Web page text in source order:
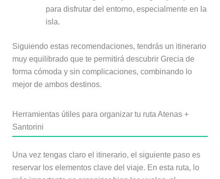
para disfrutar del entorno, especialmente en la
isla.
Siguiendo estas recomendaciones, tendrás un itinerario
muy equilibrado que te permitirá descubrir Grecia de
forma cómoda y sin complicaciones, combinando lo
mejor de ambos destinos.
Herramientas útiles para organizar tu ruta Atenas +
Santorini
Una vez tengas claro el itinerario, el siguiente paso es
reservar los elementos clave del viaje. En esta ruta, lo